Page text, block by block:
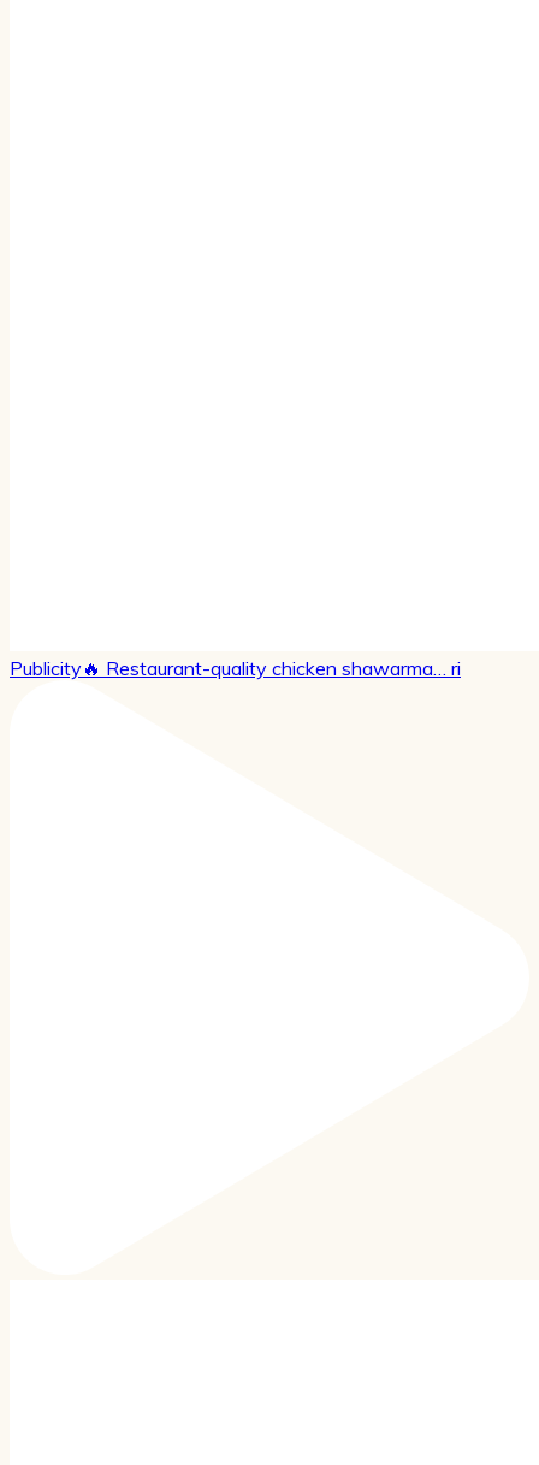
Publicity🔥 Restaurant-quality chicken shawarma… ri